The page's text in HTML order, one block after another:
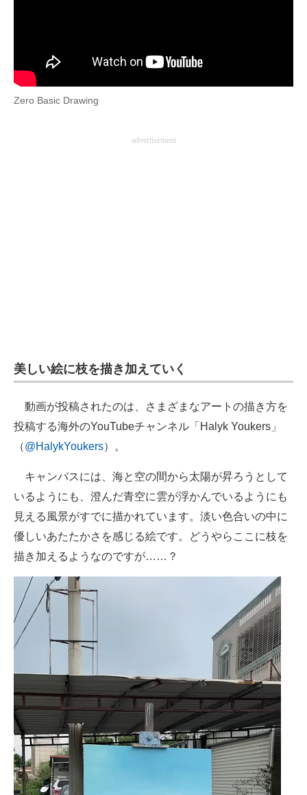
マーケ×ITの今がよく分かる
ITエンジニア向け専門サイト
企業向けIT製品の総合サイト
ちょっと気になるネットの話題
Zero Basic Drawing
advertisement
美しい絵に枝を描き加えていく
動画が投稿されたのは、さまざまなアートの描き方を
投稿する海外のYouTubeチャンネル「Halyk Youkers」
（@HalykYoukers）。
キャンバスには、海と空の間から太陽が昇ろうとして
いるようにも、澄んだ青空に雲が浮かんでいるようにも
見える風景がすでに描かれています。淡い色合いの中に
優しいあたたかさを感じる絵です。どうやらここに枝を
描き加えるようなのですが……？